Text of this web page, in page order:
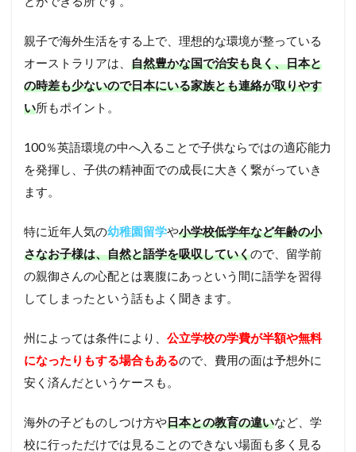
親子で海外生活をする上で、理想的な環境が整っている
オーストラリアは、 自然豊かな国で治安も良く、日本と
の時差も少ないので日本にいる家族とも連絡が取りやす
い所もポイント。
100％英語環境の中へ入ることで子供ならではの適応能力
を発揮し、子供の精神面での成長に大きく繋がっていき
ます。
特に近年人気の幼稚園留学や小学校低学年など年齢の小
さなお子様は、自然と語学を吸収していくので、留学前
の親御さんの心配とは裏腹にあっという間に語学を習得
してしまったという話もよく聞きます。
州によっては条件により、 公立学校の学費が半額や無料
になったりもする場合もあるので、費用の面は予想外に
安く済んだというケースも。
海外の子どものしつけ方や日本との教育の違いなど、学
校に行っただけでは見ることのできない場面も多く見る